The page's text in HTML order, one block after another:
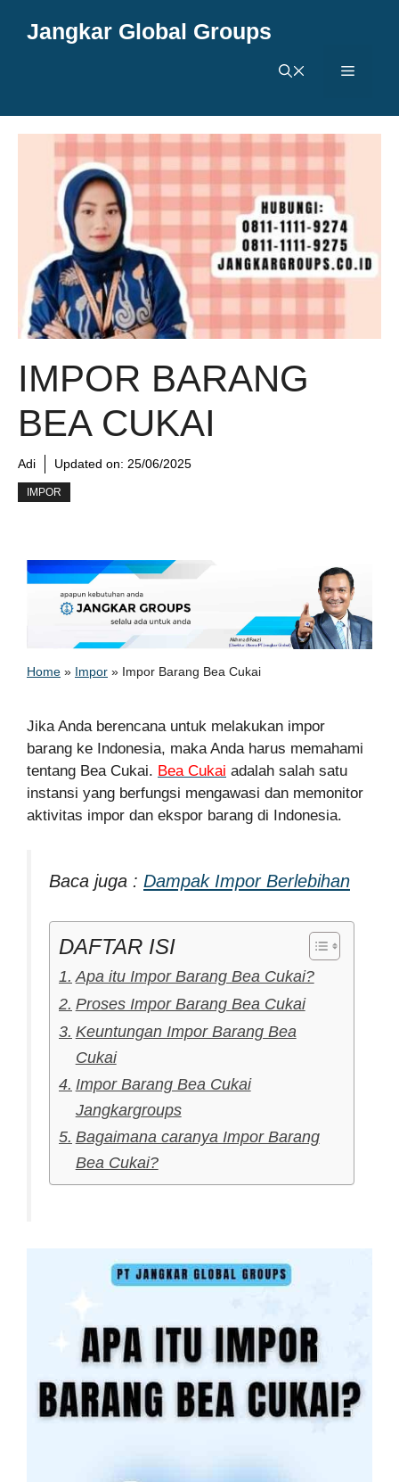
Jangkar Global Groups
Menu
IMPOR BARANG
BEA CUKAI
Adi Updated on: 25/06/2025
IMPOR
Home » Impor » Impor Barang Bea Cukai
Jika Anda berencana untuk melakukan impor
barang ke Indonesia, maka Anda harus memahami
tentang Bea Cukai. Bea Cukai adalah salah satu
instansi yang berfungsi mengawasi dan memonitor
aktivitas impor dan ekspor barang di Indonesia.
Baca juga : Dampak Impor Berlebihan
DAFTAR ISI
Apa itu Impor Barang Bea Cukai?
Proses Impor Barang Bea Cukai
Keuntungan Impor Barang Bea
Cukai
Impor Barang Bea Cukai
Jangkargroups
Bagaimana caranya Impor Barang
Bea Cukai?